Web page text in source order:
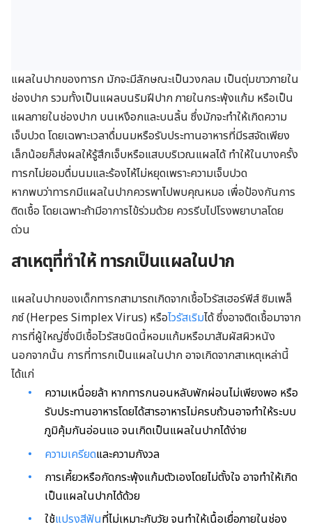
แผลในปากของทารก มักจะมีลักษณะเป็นวงกลม เป็นตุ่มขาวภายใน
ช่องปาก รวมทั้งเป็นแผลบนริมฝีปาก ภายในกระพุ้งแก้ม หรือเป็น
แผลภายในช่องปาก บนเหงือกและบนลิ้น ซึ่งมักจะทำให้เกิดความ
เจ็บปวด โดยเฉพาะเวลาดื่มนมหรือรับประทานอาหารที่มีรสจัดเพียง
เล็กน้อยก็ส่งผลให้รู้สึกเจ็บหรือแสบบริเวณแผลได้ ทำให้ในบางครั้ง
ทารกไม่ยอมดื่มนมและร้องไห้ไม่หยุดเพราะความเจ็บปวด
หากพบว่าทารกมีแผลในปากควรพาไปพบคุณหมอ เพื่อป้องกันการ
ติดเชื้อ โดยเฉพาะถ้ามีอาการไข้ร่วมด้วย ควรรีบไปโรงพยาบาลโดย
ด่วน
สาเหตุที่ทำให้ ทารกเป็นแผลในปาก
แผลในปากของเด็กทารกสามารถเกิดจากเชื้อไวรัสเฮอร์พีส์ ซิมเพล็
กซ์ (Herpes Simplex Virus) หรือไวรัสเริมได้ ซึ่งอาจติดเชื้อมาจาก
การที่ผู้ใหญ่ซึ่งมีเชื้อไวรัสชนิดนี้หอมแก้มหรือมาสัมผัสผิวหนัง
นอกจากนั้น การที่ทารกเป็นแผลในปาก อาจเกิดจากสาเหตุเหล่านี้
ได้แก่
ความเหนื่อยล้า หากทารกนอนหลับพักผ่อนไม่เพียงพอ หรือ
รับประทานอาหารโดยได้สารอาหารไม่ครบถ้วนอาจทำให้ระบบ
ภูมิคุ้มกันอ่อนแอ จนเกิดเป็นแผลในปากได้ง่าย
ความเครียดและความกังวล
การเคี้ยวหรือกัดกระพุ้งแก้มตัวเองโดยไม่ตั้งใจ อาจทำให้เกิด
เป็นแผลในปากได้ด้วย
ใช้แปรงสีฟันที่ไม่เหมาะกับวัย จนทำให้เนื้อเยื่อภายในช่อง